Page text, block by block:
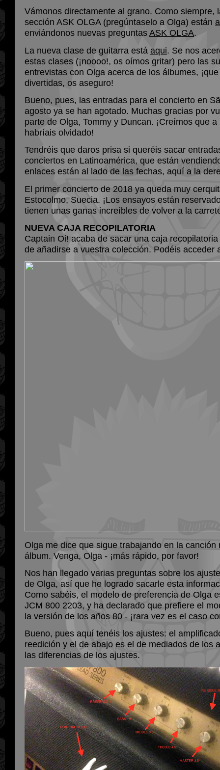
Vámonos directamente al grano. Como siempre,
sección ASK OLGA (pregúntaselo a Olga) están
enviándonos nuevas preguntasASK OLGA.
La nueva clase de guitarra está aqui. Se nos
estas clases (¡noooo!, os oímos gritar) pero las
entrevistas con Olga acerca de los álbumes,
divertidas, os aseguro!
Bueno, pues, las entradas para el concierto en
agosto ya se han agotado. Muchas gracias por
parte de Olga, Tommy y Duncan. ¡Creímos que
habríais olvidado!
Tendréis que daros prisa si queréis sacar
conciertos en Latinoamérica, que están
enlaces están al lado de las fechas, aquí a la
El primer concierto de 2018 ya queda muy
Estocolmo, Suecia. ¡Los ensayos están
tienen unas ganas increíbles de volver a la
NUEVA CAJA RECOPILATORIA
Captain Oi! acaba de sacar una caja
de añadirse a vuestra colección. Podéis acceder
Olga me dice que sigue trabajando en la canción
álbum. Venga, Olga - ¡más rápido, por favor!
Nos han llegado varias preguntas sobre los
de Olga, así que he logrado sacarle esta
Como sabéis, el modelo de preferencia de Olga
JCM 800 2203, y ha declarado que prefiere el
la versión de los años 80 - ¡rara vez es el caso
Bueno, pues aquí tenéis los ajustes: el
reedición y el de abajo es el de mediados de los
las diferencias de los ajustes.